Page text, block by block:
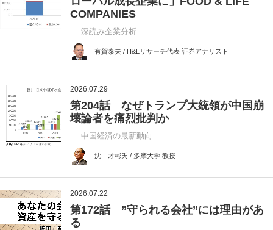
COMPANIES
深読み企業分析
有賀泰夫 / H&Lリサーチ代表 証券アナリスト
2026.07.29
第204話 なぜトランプ大統領が中国崩
壊論者を痛烈批判か
中国経済の最新動向
沈 才彬氏 / 多摩大学 教授
2026.07.22
第172話 ”守られる会社”には理由があ
る